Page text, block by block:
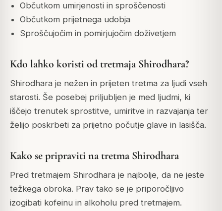
Občutkom umirjenosti in sproščenosti
Občutkom prijetnega udobja
Sproščujočim in pomirjujočim doživetjem
Kdo lahko koristi od tretmaja Shirodhara?
Shirodhara je nežen in prijeten tretma za ljudi vseh
starosti. Še posebej priljubljen je med ljudmi, ki
iščejo trenutek sprostitve, umiritve in razvajanja ter
želijo poskrbeti za prijetno počutje glave in lasišča.
Kako se pripraviti na tretma Shirodhara
Pred tretmajem Shirodhara je najbolje, da ne jeste
težkega obroka. Prav tako se je priporočljivo
izogibati kofeinu in alkoholu pred tretmajem.